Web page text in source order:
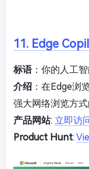
11. Edge
标语：你的人工
介绍 ：在Edge浏
强大网络浏览方式
产品网站: 立即访
Product Hunt: